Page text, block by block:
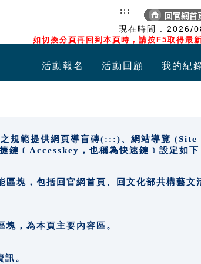
現在時間 : 2026/
如切換分頁再回到本頁時，請按F5取得最
:::
活動報名 活動回顧 我的紀
規範提供網頁導盲磚(:::)、網站導覽 (Site
﹝Accesskey，也稱為快速鍵﹞設定如下
，包括回官網首頁、回文化部共構藝文
，為本頁主要內容區。
。